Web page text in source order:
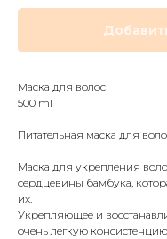
Маска для волос
500 ml
Питательная маска для
Маска для укрепления
сердцевины бамбука,
их.
Укрепляющее и
очень легкую